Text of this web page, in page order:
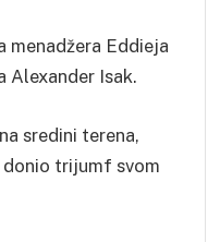
Eddieja
Alexander Isak.
sredini terena,
trijumf svom